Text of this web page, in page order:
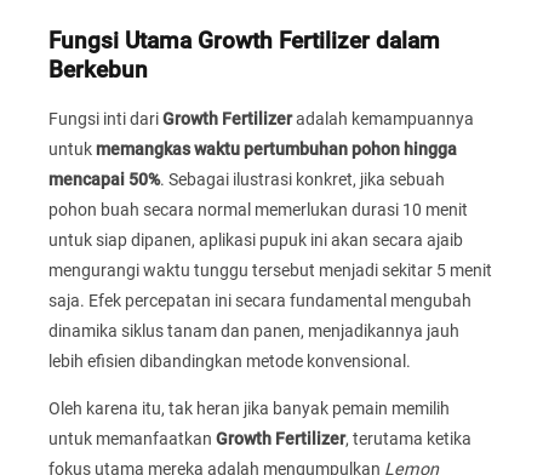
Fungsi Utama Growth Fertilizer dalam
Berkebun
Fungsi inti dariGrowth Fertilizeradalah kemampuannya
untukmemangkas waktu pertumbuhan pohon hingga
mencapai 50%. Sebagai ilustrasi konkret, jika sebuah
pohon buah secara normal memerlukan durasi 10 menit
untuk siap dipanen, aplikasi pupuk ini akan secara ajaib
mengurangi waktu tunggu tersebut menjadi sekitar 5 menit
saja. Efek percepatan ini secara fundamental mengubah
dinamika siklus tanam dan panen, menjadikannya jauh
lebih efisien dibandingkan metode konvensional.
Oleh karena itu, tak heran jika banyak pemain memilih
untuk memanfaatkan Growth Fertilizer, terutama ketika
fokus utama mereka adalah mengumpulkan Lemon